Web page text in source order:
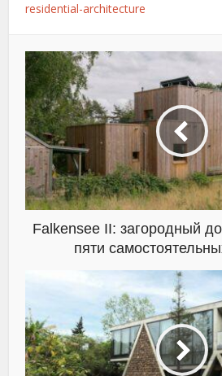
residential-architecture
Falkensee II: загородный
пяти